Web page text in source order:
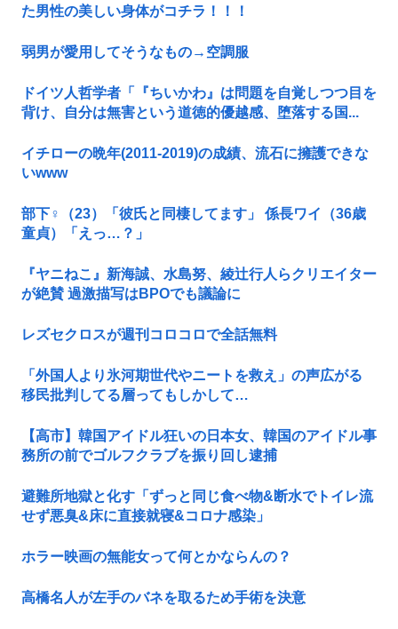
た男性の美しい身体がコチラ！！！
弱男が愛用してそうなもの→空調服
ドイツ人哲学者「『ちいかわ』は問題を自覚しつつ目を
背け、自分は無害という道徳的優越感、堕落する国...
イチローの晩年(2011-2019)の成績、流石に擁護できな
いwww
部下♀（23）「彼氏と同棲してます」 係長ワイ（36歳
童貞）「えっ…？」
『ヤニねこ』新海誠、水島努、綾辻行人らクリエイター
が絶賛 過激描写はBPOでも議論に
レズセクロスが週刊コロコロで全話無料
「外国人より氷河期世代やニートを救え」の声広がる
移民批判してる層ってもしかして…
【高市】韓国アイドル狂いの日本女、韓国のアイドル事
務所の前でゴルフクラブを振り回し逮捕
避難所地獄と化す「ずっと同じ食べ物&断水でトイレ流
せず悪臭&床に直接就寝&コロナ感染」
ホラー映画の無能女って何とかならんの？
高橋名人が左手のバネを取るため手術を決意